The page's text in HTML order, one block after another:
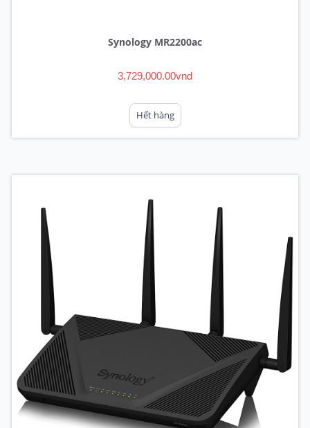
Synology MR2200ac
3,729,000.00vnd
Hết hàng